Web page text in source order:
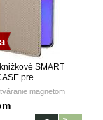
SMART
pre
MOTO
E20s - zlaté
magnetom